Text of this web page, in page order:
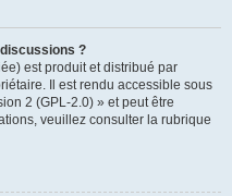
?
est produit et distribué par
Il est rendu accessible sous
2 (GPL-2.0) » et peut être
veuillez consulter la rubrique